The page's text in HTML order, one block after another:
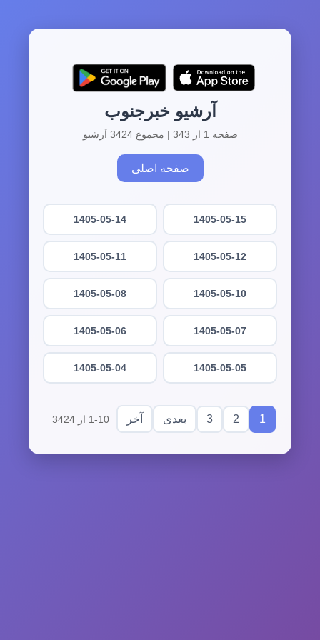
آرشیو خبرجنوب
صفحه 1 از 343 | مجموع 3424 آرشیو
صفحه اصلی
1405-05-15
1405-05-14
1405-05-12
1405-05-11
1405-05-10
1405-05-08
1405-05-07
1405-05-06
1405-05-05
1405-05-04
1
2
3 بعدی آخر 1-10 از 3424